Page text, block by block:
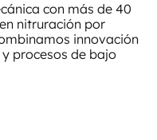
con más de 40
nitruración por
innovación
procesos de bajo